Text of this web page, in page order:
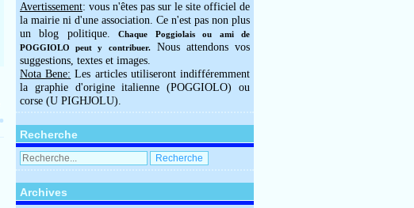
Avertissement: vous n'êtes pas sur le site officiel de
la mairie ni d'une association. Ce n'est pas non plus
un blog politique.Chaque Poggiolais ou ami de
POGGIOLO peut y contribuer.Nous attendons vos
suggestions, textes et images.
Nota Bene: Les articles utiliseront indifféremment
la graphie d'origine italienne (POGGIOLO) ou
corse (U PIGHJOLU).
Recherche
Archives